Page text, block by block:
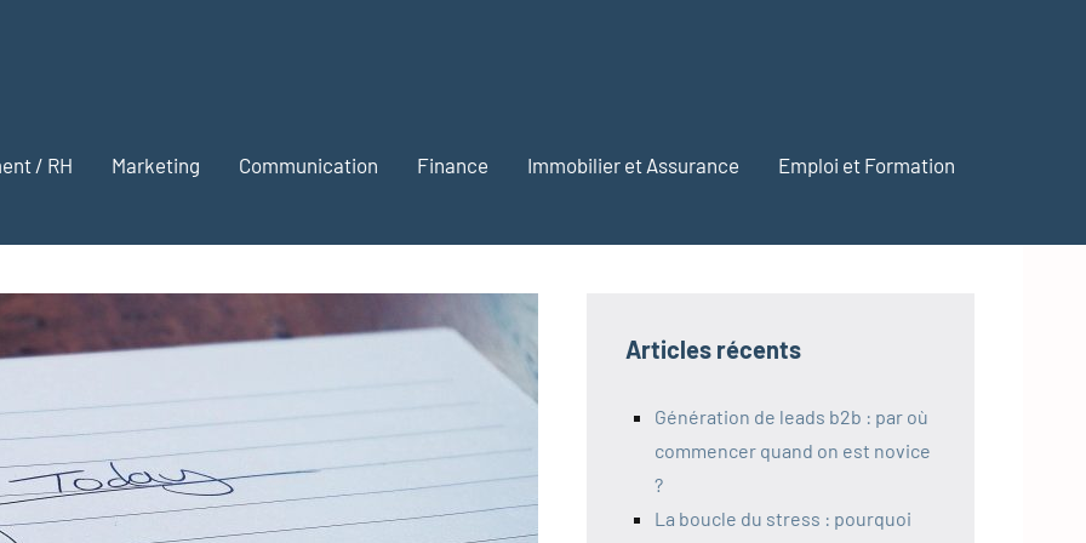
/ RH Marketing Communication Finance Immobilier et Assurance Emploi et Formation
Articles récents
Génération de leads b2b : par où
commencer quand on est novice
?
La boucle du stress : pourquoi